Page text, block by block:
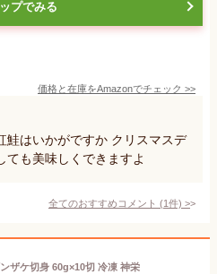
プでみる
価格と在庫をAmazonでチェック >>
鮭はいかがですか クリスマスデ
ても美味しくできますよ
全てのおすすめコメント (1件) >
ザケ切身 60g×10切 冷凍 神栄